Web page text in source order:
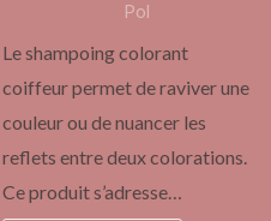
Pol
Le shampoing colorant
coiffeur permet de raviver une
couleur ou de nuancer les
reflets entre deux colorations.
Ce produit s’adresse…